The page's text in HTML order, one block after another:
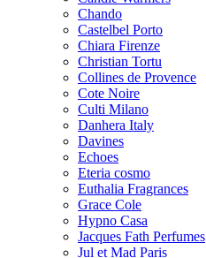
Chando
Castelbel Porto
Chiara Firenze
Christian Tortu
Collines de Provence
Cote Noire
Culti Milano
Danhera Italy
Davines
Echoes
Eteria cosmo
Euthalia Fragrances
Grace Cole
Hypno Casa
Jacques Fath Perfumes
Jul et Mad Paris